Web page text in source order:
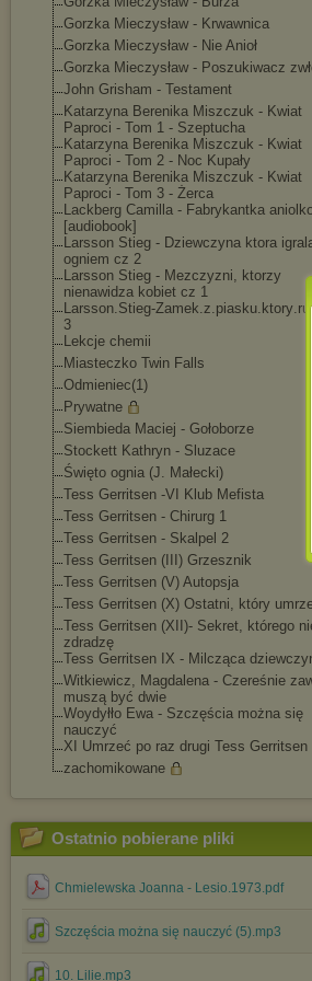
Gorzka Mieczysław - Krwawnica
Gorzka Mieczysław - Nie Anioł
Gorzka Mieczysław - Poszukiwacz
John Grisham - Testament
Katarzyna Berenika Miszczuk - Kwiat
Paproci - Tom 1 - Szeptucha
Katarzyna Berenika Miszczuk - Kwiat
Paproci - Tom 2 - Noc Kupały
Katarzyna Berenika Miszczuk - Kwiat
Paproci - Tom 3 - Żerca
Lackberg Camilla - Fabrykantka
[audiobook]
Larsson Stieg - Dziewczyna ktora
ogniem cz 2
Larsson Stieg - Mezczyzni, ktorzy
nienawidza kobiet cz 1
Larsson.Stieg-Zamek.z.piasku.ktory
3
Lekcje chemii
Miasteczko Twin Falls
Odmieniec(1)
Prywatne
Siembieda Maciej - Gołoborze
Stockett Kathryn - Sluzace
Święto ognia (J. Małecki)
Tess Gerritsen -VI Klub Mefista
Tess Gerritsen - Chirurg 1
Tess Gerritsen - Skalpel 2
Tess Gerritsen (III) Grzesznik
Tess Gerritsen (V) Autopsja
Tess Gerritsen (X) Ostatni, który
Tess Gerritsen (XII)- Sekret, którego
zdradzę
Tess Gerritsen IX - Milcząca
Witkiewicz, Magdalena - Czereśnie
muszą być dwie
Woydyłło Ewa - Szczęścia można się
nauczyć
XI Umrzeć po raz drugi Tess Gerritsen
zachomikowane
Ostatnio pobierane pliki
Chmielewska Joanna - Lesio.1973.pdf
Szczęścia można się nauczyć (5).mp3
10. Lilie.mp3